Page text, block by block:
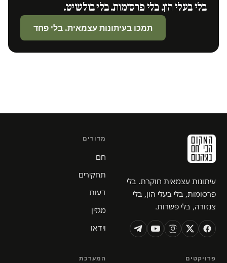
בלי בעלי הון. בלי פרסומות. בלי בולשיט.
תמכו בעיתונות עצמאית. בלי פחד
עיתונות עצמאית חוקרת. בלי
פרסומות, בלי בעלי הון, בלי
צנזורה, בלי פשרות.
מדורים
חם
תחקירים
דעות
מגזין
וידאו
פרויקטים המערכת